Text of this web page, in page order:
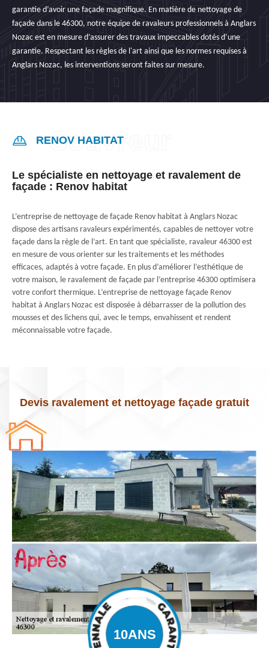
garantie d’avoir une façade magnifique. En matière de nettoyage de
façade dans le 46300, notre équipe de ravaleurs professionnels à Anglars
Nozac est en mesure d’assurer des travaux impeccables dotés d’une
garantie. Respectant les règles de l'art ainsi que les normes requises à
Anglars Nozac, les interventions seront faites sur mesure.
RENOV HABITAT
Le spécialiste en nettoyage et ravalement de
façade : Renov habitat
L’entreprise de nettoyage de façade Renov habitat à Anglars Nozac
dispose des artisans ravaleurs expérimentés, capables de nettoyer votre
façade dans la règle de l’art. En tant que spécialiste, ravaleur 46300 est
en mesure de vous orienter sur les traitements et les méthodes
efficaces, adaptés à votre façade. En plus d’améliorer l’esthétique de
votre maison, le ravalement de façade par l’entreprise 46300 optimisera
votre confort thermique. L’entreprise de nettoyage façade Renov
habitat à Anglars Nozac est disposée à débarrasser de la pollution des
mousses et des lichens qui, avec le temps, envahissent et rendent
méconnaissable votre façade.
Devis ravalement et nettoyage façade gratuit